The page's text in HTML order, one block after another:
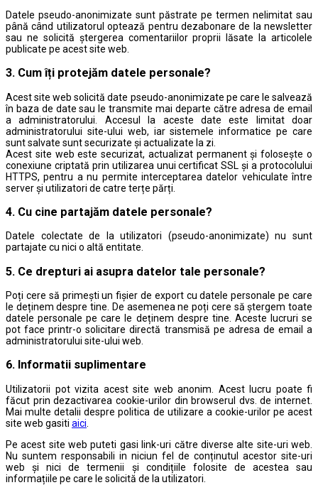
Datele pseudo-anonimizate sunt păstrate pe termen nelimitat sau
până când utilizatorul optează pentru dezabonare de la newsletter
sau ne solicită ștergerea comentariilor proprii lăsate la articolele
publicate pe acest site web.
3. Cum îți protejăm datele personale?
Acest site web solicită date pseudo-anonimizate pe care le salvează
în baza de date sau le transmite mai departe către adresa de email
a administratorului. Accesul la aceste date este limitat doar
administratorului site-ului web, iar sistemele informatice pe care
sunt salvate sunt securizate și actualizate la zi.
Acest site web este securizat, actualizat permanent și folosește o
conexiune criptată prin utilizarea unui certificat SSL și a protocolului
HTTPS, pentru a nu permite interceptarea datelor vehiculate între
server și utilizatori de catre terțe părți.
4. Cu cine partajăm datele personale?
Datele colectate de la utilizatori (pseudo-anonimizate) nu sunt
partajate cu nici o altă entitate.
5. Ce drepturi ai asupra datelor tale personale?
Poți cere să primești un fișier de export cu datele personale pe care
le deținem despre tine. De asemenea ne poți cere să ștergem toate
datele personale pe care le deținem despre tine. Aceste lucruri se
pot face printr-o solicitare directă transmisă pe adresa de email a
administratorului site-ului web.
6. Informatii suplimentare
Utilizatorii pot vizita acest site web anonim. Acest lucru poate fi
făcut prin dezactivarea cookie-urilor din browserul dvs. de internet.
Mai multe detalii despre politica de utilizare a cookie-urilor pe acest
site web gasiti aici
Pe acest site web puteti gasi link-uri către diverse alte site-uri web.
Nu suntem responsabili in niciun fel de conținutul acestor site-uri
web și nici de termenii și condițiile folosite de acestea sau
informațiile pe care le solicită de la utilizatori.